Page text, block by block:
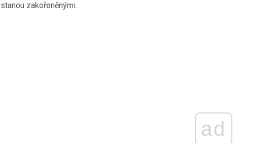
stanou zakořeněnými.
ad